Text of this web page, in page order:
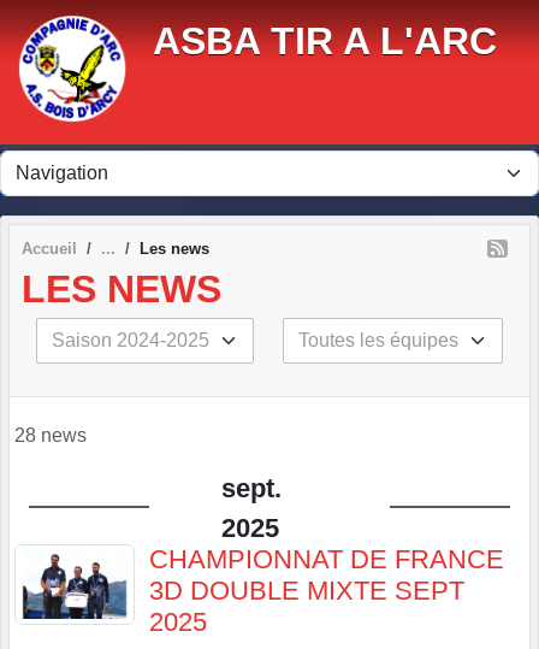
ASBA TIR A L'ARC
Accueil Les news
LES NEWS
28 news
sept.
2025
CHAMPIONNAT DE FRANCE
3D DOUBLE MIXTE SEPT
2025
Panneau de gestion des cookies